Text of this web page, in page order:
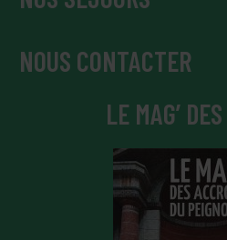
NOUS CONTACTER
LE MAG’